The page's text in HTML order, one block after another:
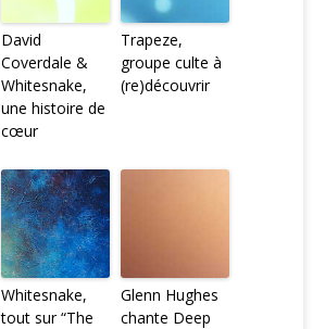
David
Coverdale &
Whitesnake,
une histoire de
cœur
Trapeze,
groupe culte à
(re)découvrir
Whitesnake,
tout sur “The
Glenn Hughes
chante Deep